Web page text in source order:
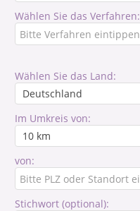
Wählen Sie das Verfahren:
Wählen Sie das Land:
Im Umkreis von:
von:
Stichwort (optional):